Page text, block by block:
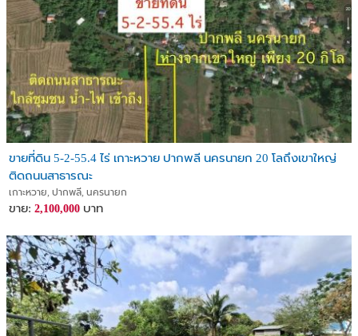
ขายที่ดิน 5-2-55.4 ไร่ เกาะหวาย ปากพลี นครนายก 20 โลถึงเขาใหญ่
ติดถนนสาธารณะ
เกาะหวาย, ปากพลี, นครนายก
ขาย: 2,100,000 บาท